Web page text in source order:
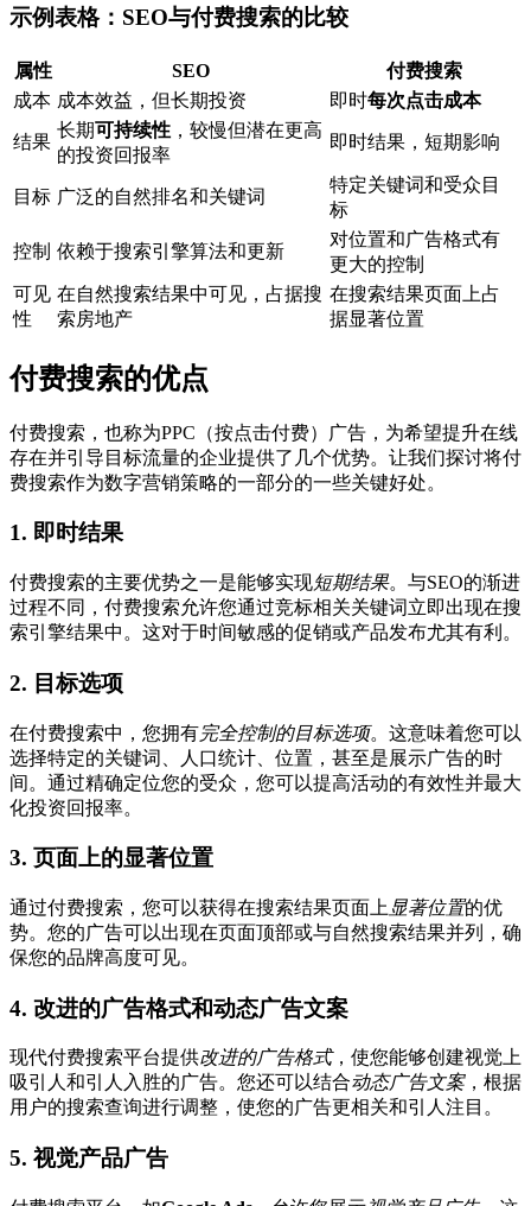
示例表格：SEO与付费搜索的比较
属性 SEO
付费搜索
成本 成本效益，但长期投资 即时每次点击成本
结果
长期可持续性 ，较慢但潜在更高
的投资回报率
即时结果，短期影响
目标 广泛的自然排名和关键词
特定关键词和受众目
标
控制 依赖于搜索引擎算法和更新
对位置和广告格式有
更大的控制
可见
性
在自然搜索结果中可见，占据搜
索房地产
在搜索结果页面上占
据显著位置
付费搜索的优点
付费搜索，也称为PPC（按点击付费）广告，为希望提升在线
存在并引导目标流量的企业提供了几个优势。让我们探讨将付
费搜索作为数字营销策略的一部分的一些关键好处。
1. 即时结果
付费搜索的主要优势之一是能够实现短期结果。与SEO的渐进
过程不同，付费搜索允许您通过竞标相关关键词立即出现在搜
索引擎结果中。这对于时间敏感的促销或产品发布尤其有利。
2. 目标选项
在付费搜索中，您拥有完全控制的目标选项。这意味着您可以
选择特定的关键词、人口统计、位置，甚至是展示广告的时
间。通过精确定位您的受众，您可以提高活动的有效性并最大
化投资回报率。
3. 页面上的显著位置
通过付费搜索，您可以获得在搜索结果页面上 显著位置的优
势。您的广告可以出现在页面顶部或与自然搜索结果并列，确
保您的品牌高度可见。
4. 改进的广告格式和动态广告文案
现代付费搜索平台提供改进的广告格式，使您能够创建视觉上
吸引人和引人入胜的广告。您还可以结合动态广告文案，根据
用户的搜索查询进行调整，使您的广告更相关和引人注目。
5. 视觉产品广告